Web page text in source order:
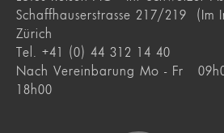
Schaffhauserstrasse 217/219 (Im
Zürich
Tel. +41 (0) 44 312 14 40
Nach Vereinbarung Mo - Fr
18h00